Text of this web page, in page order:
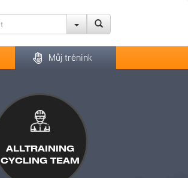
Můj trénink
ALLTRAINING
CYCLING TEAM